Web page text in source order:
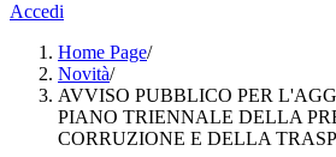
Accedi
Home Page/
Novità/
AVVISO PUBBLICO PER
PIANO TRIENNALE DELLA
CORRUZIONE E DELLA